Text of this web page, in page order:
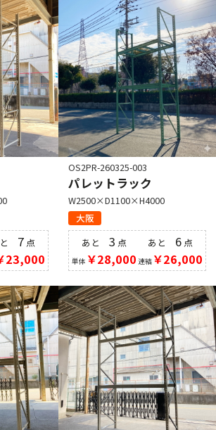
7点
23,000
OS2PR-260325-003
パレットラック
W2500×D1100×H4000
大阪
あと3 点
単体 ￥28,000
あと 6点
連結￥26,000